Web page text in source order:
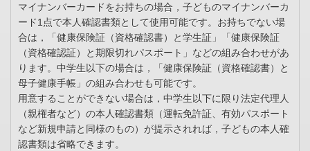
マイナンバーカードをお持ちの場合，子どものマイナンバーカ
ード1点で本人確認書類として使用可能です。お持ちでない場
合は，「健康保険証（資格確認書）と学生証」「健康保険証
（資格確認証）と期限切れパスポート」などの組み合わせがあ
ります。中学生以下の場合は，「健康保険証（資格確認書）と
母子健康手帳」の組み合わせも可能です。
用意することができない場合は，中学生以下に限り法定代理人
（親権者など）の本人確認書類（運転免許証、有効パスポート
など新規申請と同様のもの）が提示されれば，子どもの本人確
認書類は省略できます。